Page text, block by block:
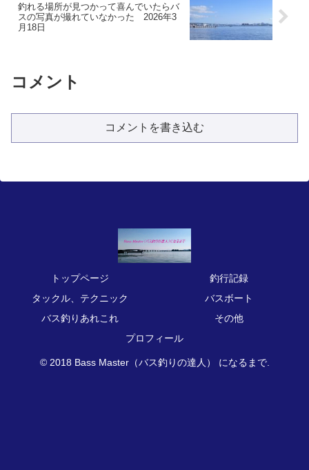
釣れる場所が見つかって喜んでいたらバ
スの写真が撮れていなかった 2026年3
月18日
コメント
コメントを書き込む
トップページ
釣行記録
タックル、テクニック
バスボート
バス釣りあれこれ
その他
プロフィール
© 2018 Bass Master（バス釣りの達人） になるまで.